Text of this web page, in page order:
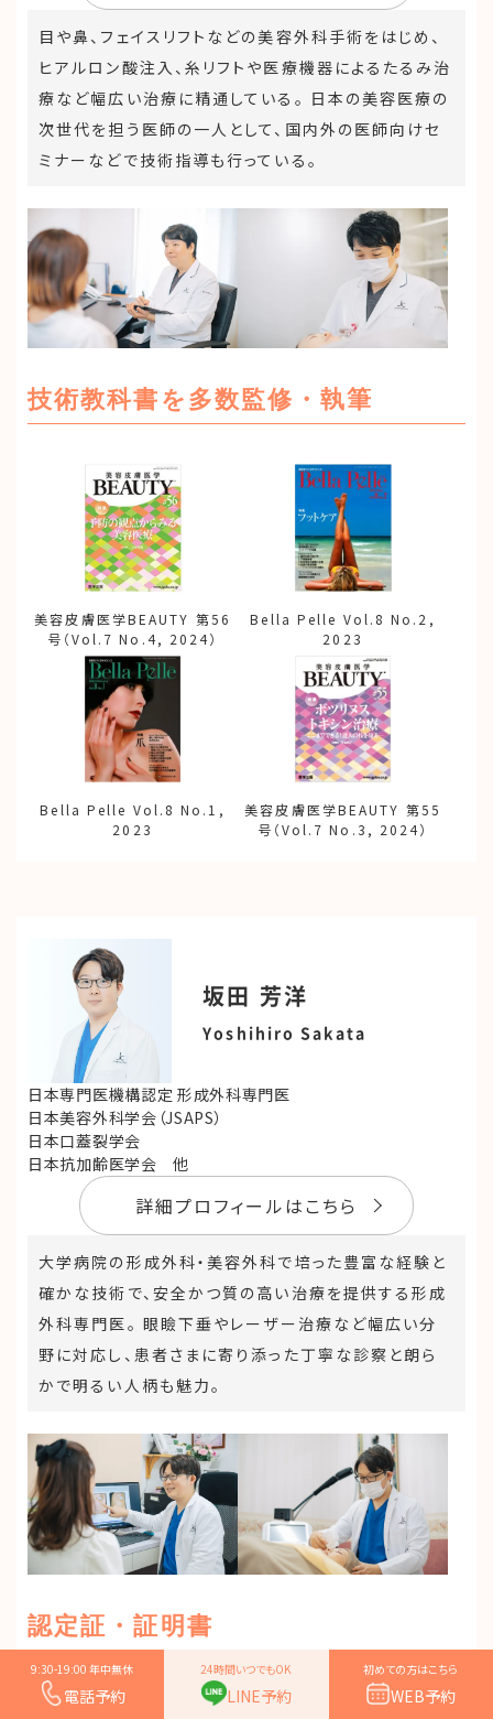
目や鼻、フェイスリフトなどの美容外科手術をはじめ、
ヒアルロン酸注入、糸リフトや医療機器によるたるみ治
療など幅広い治療に精通している。 日本の美容医療の
次世代を担う医師の一人として、国内外の医師向けセ
ミナーなどで技術指導も行っている。
技術教科書を多数監修・執筆
美容皮膚医学BEAUTY 第56
号（Vol.7 No.4, 2024）
Bella Pelle Vol.8 No.2,
2023
Bella Pelle Vol.8 No.1,
2023
美容皮膚医学BEAUTY 第55
号（Vol.7 No.3, 2024）
坂田 芳洋
Yoshihiro Sakata
日本専門医機構認定 形成外科専門医
日本美容外科学会（JSAPS）
日本口蓋裂学会
日本抗加齢医学会 他
詳細プロフィールはこちら
大学病院の形成外科・美容外科で培った豊富な経験と
確かな技術で、安全かつ質の高い治療を提供する形成
外科専門医。 眼瞼下垂やレーザー治療など幅広い分
野に対応し、患者さまに寄り添った丁寧な診察と朗ら
かで明るい人柄も魅力。
認定証・証明書
9:30-19:00 年中無休
電話予約
24時間いつでもOK
LINE予約
初めての方はこちら
WEB予約